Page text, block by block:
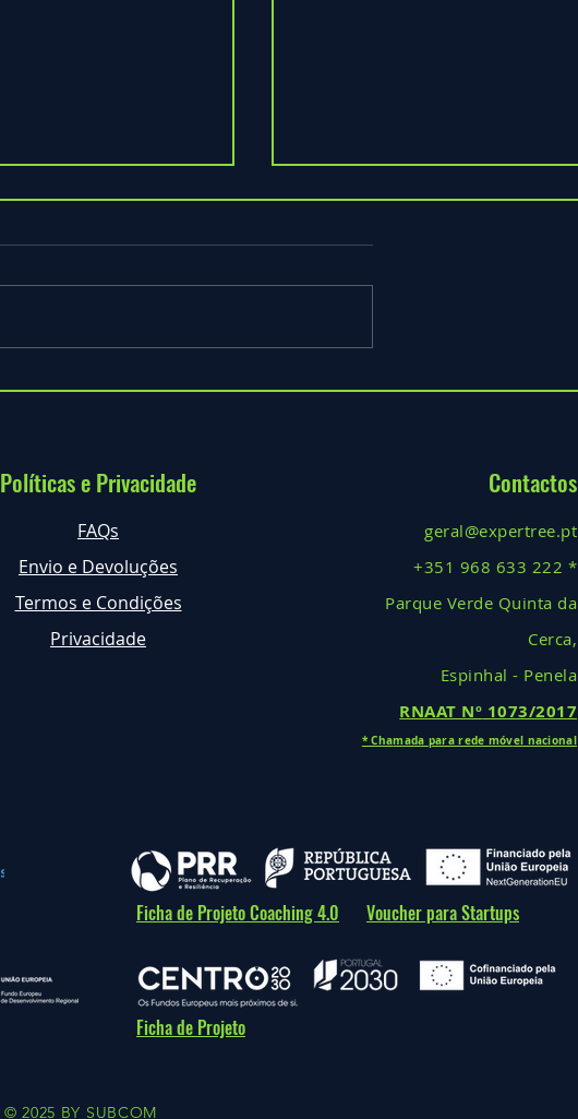
Políticas e Privacidade
FAQs
Envio e Devoluções
Termos e Condições
Privacidade
Contactos
geral@expertree.pt
+351 968 633 222 *
Parque Verde Quinta da
Cerca,
Espinhal - Penela
RNAAT Nº 1073/2017
* Chamada para rede móvel nacional
Ficha de Projeto Coaching 4.0 Voucher para Startups
Ficha de Projeto
© 2025 BY SUBCOM